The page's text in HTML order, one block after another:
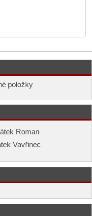
položky
Roman
Vavřinec